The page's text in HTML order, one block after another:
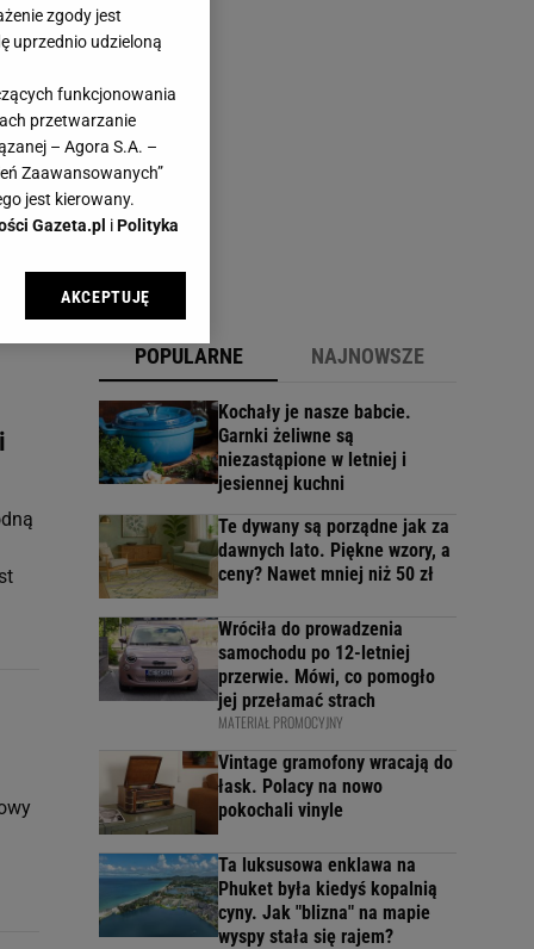
POPULARNE NAJNOWSZE
Kochały je nasze babcie.
Garnki żeliwne są
niezastąpione w letniej i
jesiennej kuchni
Te dywany są porządne jak za
dawnych lato. Piękne wzory, a
ceny? Nawet mniej niż 50 zł
Wróciła do prowadzenia
samochodu po 12-letniej
przerwie. Mówi, co pomogło
jej przełamać strach
MATERIAŁ PROMOCYJNY
Vintage gramofony wracają do
łask. Polacy na nowo
pokochali vinyle
Ta luksusowa enklawa na
Phuket była kiedyś kopalnią
cyny. Jak "blizna" na mapie
wyspy stała się rajem?
zgody jest
uprzednio udzieloną
funkcjonowania
przetwarzanie
– Agora S.A. –
Zaawansowanych”
jest kierowany.
Gazeta.pl iPolityka
sp. z o.o., jej
danych poprzez
Zmiana ustawień
celów identyfikacji.
reklam i treści,
AKCEPTUJĘ